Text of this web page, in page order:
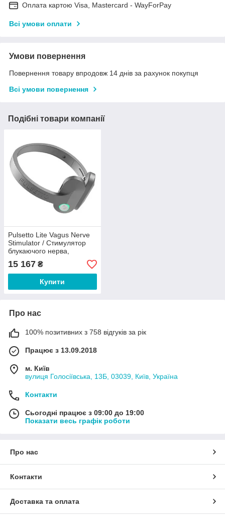
Оплата картою Visa, Mastercard - WayForPay
Всі умови оплати
Умови повернення
Повернення товару впродовж 14 днів за рахунок покупця
Всі умови повернення
Подібні товари компанії
Pulsetto Lite Vagus Nerve
Stimulator / Стимулятор
блукаючого нерва,
реабілітаційний аксесуар
15 167 ₴
Купити
Про нас
100% позитивних з 758 відгуків за рік
Працює з 13.09.2018
м. Київ
вулиця Голосіївська, 13Б, 03039, Київ, Україна
Контакти
Сьогодні працює з 09:00 до 19:00
Показати весь графік роботи
Про нас
Контакти
Доставка та оплата